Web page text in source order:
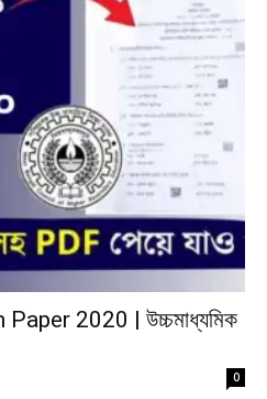
2020 | উচ্চমাধ্যমিক
0